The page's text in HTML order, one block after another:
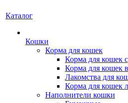
Каталог
Кошки
Корма для кошек
Корма для кошек
Корма для кошек
Лакомства для
Корма для кошек
Наполнители кошки